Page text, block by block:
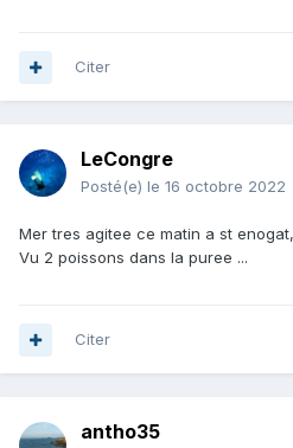
Citer
LeCongre
Posté(e) le 16 octobre 2022
Mer tres agitee ce matin a st
Vu 2 poissons dans la puree ...
Citer
antho35